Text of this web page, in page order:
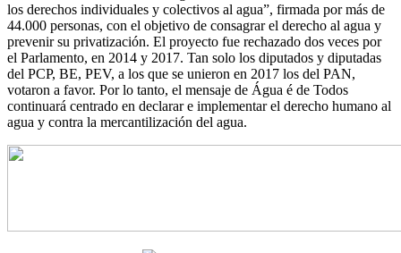
los derechos individuales y colectivos al agua”, firmada por más de
44.000 personas, con el objetivo de consagrar el derecho al agua y
prevenir su privatización. El proyecto fue rechazado dos veces por
el Parlamento, en 2014 y 2017. Tan solo los diputados y diputadas
del PCP, BE, PEV, a los que se unieron en 2017 los del PAN,
votaron a favor. Por lo tanto, el mensaje de Água é de Todos
continuará centrado en declarar e implementar el derecho humano al
agua y contra la mercantilización del agua.